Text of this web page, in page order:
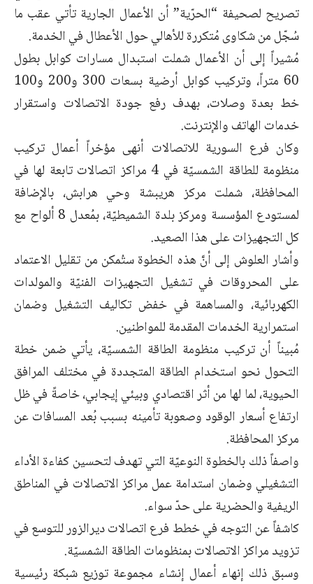
تصريح لصحيفة “الحرّية” أن الأعمال الجارية تأتي عقب ما
سُجّل من شكاوى مُتكررة للأهالي حول الأعطال في الخدمة.
مُشيراً إلى أن الأعمال شملت استبدال مسارات كوابل بطول
60 متراً، وتركيب كوابل أرضية بسعات 300 و200 و100
خط بعدة وصلات، بهدف رفع جودة الاتصالات واستقرار
خدمات الهاتف والإنترنت.
وكان فرع السورية للاتصالات أنهى مؤخراً أعمال تركيب
منظومة للطاقة الشمسيّة في 4 مراكز اتصالات تابعة لها في
المحافظة، شملت مركز هريبشة وحي هرابش، بالإضافة
لمستودع المؤسسة ومركز بلدة الشميطيّة، بمُعدل 8 ألواح مع
كل التجهيزات على هذا الصعيد.
وأشار العلوش إلى أنَّ هذه الخطوة ستُمكن من تقليل الاعتماد
على المحروقات في تشغيل التجهيزات الفنيّة والمولدات
الكهربائية، والمساهمة في خفض تكاليف التشغيل وضمان
استمرارية الخدمات المقدمة للمواطنين.
مُبيناً أن تركيب منظومة الطاقة الشمسيّة، يأتي ضمن خطة
التحول نحو استخدام الطاقة المتجددة في مختلف المرافق
الحيوية، لما لها من أثر اقتصادي وبيئي إيجابي، خاصةً في ظل
ارتفاع أسعار الوقود وصعوبة تأمينه بسبب بُعد المسافات عن
مركز المحافظة.
واصفاً ذلك بالخطوة النوعيّة التي تهدف لتحسين كفاءة الأداء
التشغيلي وضمان استدامة عمل مراكز الاتصالات في المناطق
الريفية والحضرية على حدّ سواء.
كاشفاً عن التوجه في خطط فرع اتصالات ديرالزور للتوسع في
تزويد مراكز الاتصالات بمنظومات الطاقة الشمسيّة.
وسبق ذلك إنهاء أعمال إنشاء مجموعة توزيع شبكة رئيسية